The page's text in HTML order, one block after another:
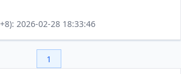
2026-02-28 18:33:46
1